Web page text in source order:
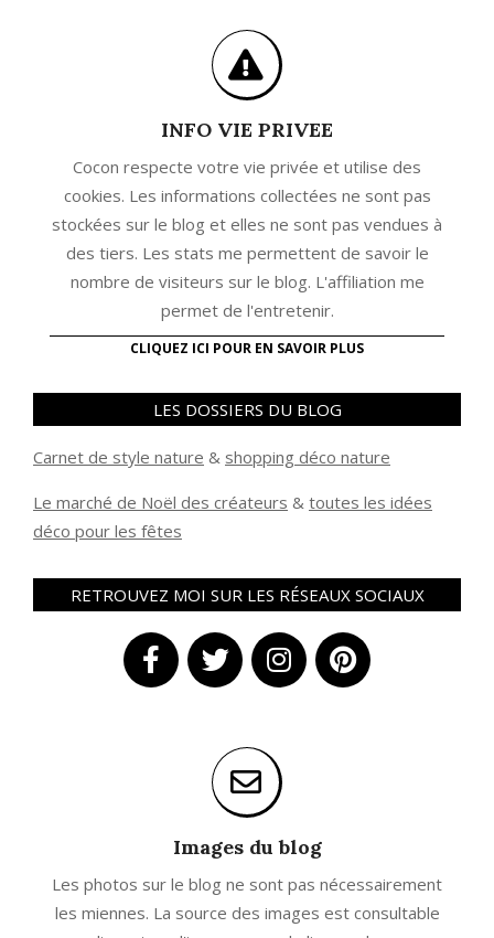
INFO VIE PRIVEE
Cocon respecte votre vie privée et utilise des
cookies. Les informations collectées ne sont pas
stockées sur le blog et elles ne sont pas vendues à
des tiers. Les stats me permettent de savoir le
nombre de visiteurs sur le blog. L'affiliation me
permet de l'entretenir.
CLIQUEZ ICI POUR EN SAVOIR PLUS
LES DOSSIERS DU BLOG
Carnet de style nature & shopping déco nature
Le marché de Noël des créateurs & toutes les idées
déco pour les fêtes
RETROUVEZ MOI SUR LES RÉSEAUX SOCIAUX
Images du blog
Les photos sur le blog ne sont pas nécessairement
les miennes. La source des images est consultable